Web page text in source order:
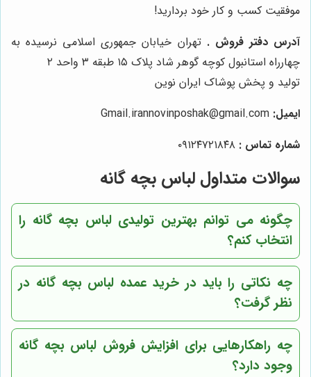
موفقیت کسب و کار خود بردارید!
آدرس دفتر فروش . تهران خیابان جمهوری اسلامی نرسیده به
چهارراه استانبول کوچه گوهر شاد پلاک ۱۵ طبقه ۳ واحد ۲
تولید و پخش پوشاک ایران نوین
ایمیل:
Gmail.irannovinposhak@gmail.com
شماره تماس : ۰۹۱۲۴۷۲۱۸۴۸
سوالات متداول لباس بچه گانه
چگونه می توانم بهترین تولیدی لباس بچه گانه را
انتخاب کنم؟
چه نکاتی را باید در خرید عمده لباس بچه گانه در
نظر گرفت؟
چه راهکارهایی برای افزایش فروش لباس بچه گانه
وجود دارد؟